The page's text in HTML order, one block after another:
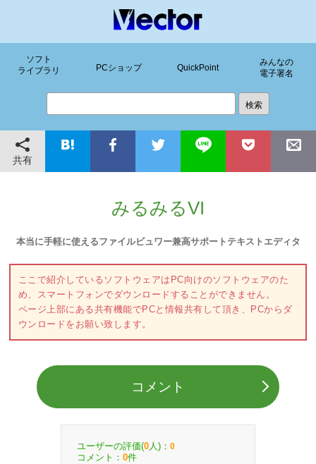
ソフト
ライブラリ
PCショップ QuickPoint
みんなの
電子署名
共有
みるみるVI
本当に手軽に使えるファイルビュワー兼高サポートテキストエディタ
ここで紹介しているソフトウェアはPC向けのソフトウェアのた
め、スマートフォンでダウンロードすることができません。
ページ上部にある共有機能でPCと情報共有して頂き、PCからダ
ウンロードをお願い致します。
コメント
ユーザーの評価(0 人)： 0
コメント： 0件